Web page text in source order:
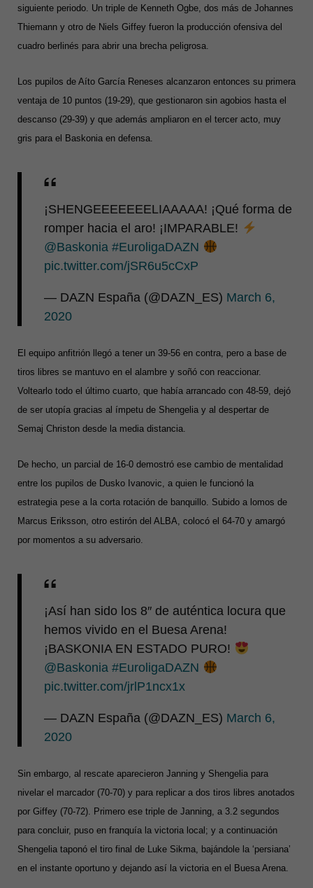
siguiente periodo. Un triple de Kenneth Ogbe, dos más de Johannes
Thiemann y otro de Niels Giffey fueron la producción ofensiva del
cuadro berlinés para abrir una brecha peligrosa.
Los pupilos de Aíto García Reneses alcanzaron entonces su primera
ventaja de 10 puntos (19-29), que gestionaron sin agobios hasta el
descanso (29-39) y que además ampliaron en el tercer acto, muy
gris para el Baskonia en defensa.
¡SHENGEEEEEEELIAAAAA! ¡Qué forma de
romper hacia el aro! ¡IMPARABLE!
@Baskonia #EuroligaDAZN
pic.twitter.com/jSR6u5cCxP
— DAZN España (@DAZN_ES) March 6,
2020
El equipo anfitrión llegó a tener un 39-56 en contra, pero a base de
tiros libres se mantuvo en el alambre y soñó con reaccionar.
Voltearlo todo el último cuarto, que había arrancado con 48-59, dejó
de ser utopía gracias al ímpetu de Shengelia y al despertar de
Semaj Christon desde la media distancia.
De hecho, un parcial de 16-0 demostró ese cambio de mentalidad
entre los pupilos de Dusko Ivanovic, a quien le funcionó la
estrategia pese a la corta rotación de banquillo. Subido a lomos de
Marcus Eriksson, otro estirón del ALBA, colocó el 64-70 y amargó
por momentos a su adversario.
¡Así han sido los 8″ de auténtica locura que
hemos vivido en el Buesa Arena!
¡BASKONIA EN ESTADO PURO!
@Baskonia #EuroligaDAZN
pic.twitter.com/jrlP1ncx1x
— DAZN España (@DAZN_ES) March 6,
2020
Sin embargo, al rescate aparecieron Janning y Shengelia para
nivelar el marcador (70-70) y para replicar a dos tiros libres anotados
por Giffey (70-72). Primero ese triple de Janning, a 3.2 segundos
para concluir, puso en franquía la victoria local; y a continuación
Shengelia taponó el tiro final de Luke Sikma, bajándole la ‘persiana’
en el instante oportuno y dejando así la victoria en el Buesa Arena.